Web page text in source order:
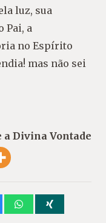
luz, sua
Pai, a
no Espírito
mas não sei
Divina Vontade